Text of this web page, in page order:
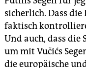
sicherlich. Dass die
faktisch
Und auch, dass die
um mit Vučićs
die europäische